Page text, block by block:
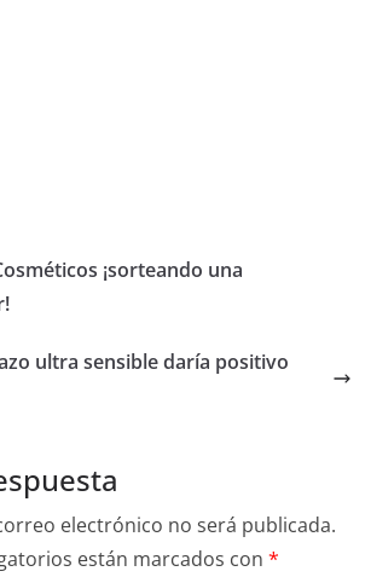
¡sorteando una
ultra sensible daría positivo
electrónico no será publicada.
están marcados con *